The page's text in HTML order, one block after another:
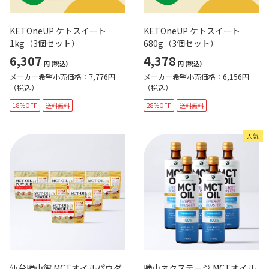
KETOneUP ケトスイート
1kg（3個セット）
6,307 円 (税込)
メーカー希望小売価格： 7,776円
（税込）
18%OFF 送料無料
KETOneUP ケトスイート
680g（3個セット）
4,378 円 (税込)
メーカー希望小売価格： 6,156円
（税込）
28%OFF 送料無料
人気